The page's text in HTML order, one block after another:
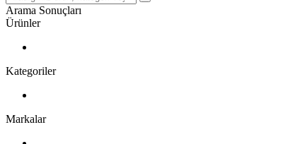
Arama Sonuçları
Ürünler
Kategoriler
Markalar